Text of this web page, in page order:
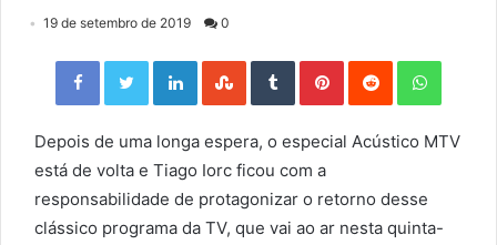
19 de setembro de 2019 0
Facebook Twitter LinkedIn StumbleUpon Tumblr Pinterest Reddit
Depois de uma longa espera, o especial Acústico MTV
está de volta e Tiago Iorc ficou com a
responsabilidade de protagonizar o retorno desse
clássico programa da TV, que vai ao ar nesta quinta-